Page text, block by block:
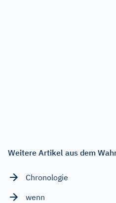
Weitere Artikel aus dem
Chronologie
wenn